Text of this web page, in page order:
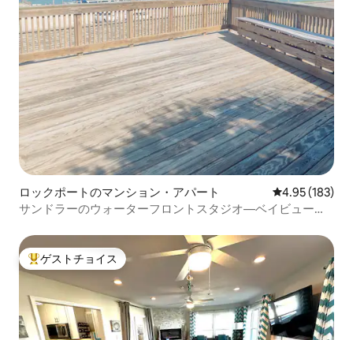
ロックポートのマンション・アパート レビュー183
4.95 (183)
サンドラーのウォーターフロントスタジオ—ベイビューと
大好評のゲストチョイスです。
ゲストチョイス